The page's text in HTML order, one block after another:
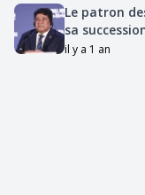
Le patron
sa
il y a 1 an